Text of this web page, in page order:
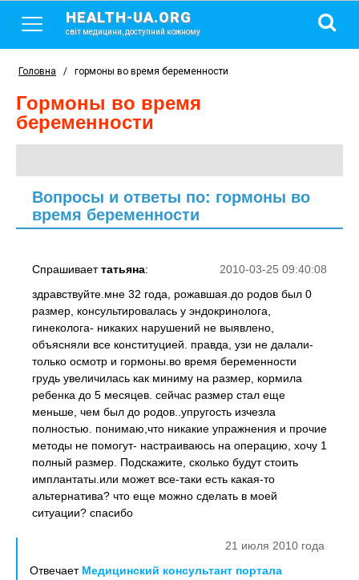
HEALTH-UA.ORG
світ медицини, доступний кожному
Головна / гормоны во время беременности
гормоны во время
беременности
Вопросы и ответы по: гормоны во
время беременности
2010-03-25 09:40:08
Спрашиваеттатьяна:
здравствуйте.мне 32 года, рожавшая.до родов был 0
размер, консультировалась у эндокринолога,
гинеколога- никаких нарушений не выявлено,
объясняли все конституцией. правда, узи не далали-
только осмотр и гормоны.во время беременности
грудь увеличилась как миниму на размер, кормила
ребенка до 5 месяцев. сейчас размер стал еще
меньше, чем был до родов..упругость изчезла
полностью. понимаю,что никакие упражнения и прочие
методы не помогут- настраиваюсь на операцию, хочу 1
полный размер. Подскажите, сколько будут стоить
имплантаты.или может все-таки есть какая-то
альтернатива? что еще можно сделать в моей
ситуации? спасибо
21 июля 2010 года
Отвечает Медицинский консультант портала